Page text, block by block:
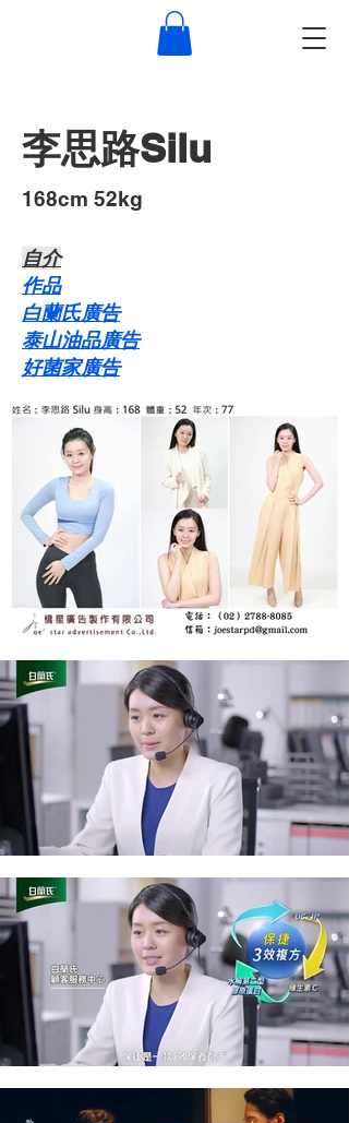
李思路Silu
168cm 52kg
自介​
作品
白蘭氏廣告
泰山油品廣告
好菌家廣告